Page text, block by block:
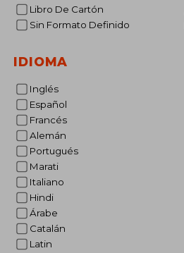
Libro De Cartón
Sin Formato Definido
IDIOMA
Inglés
Español
Francés
Alemán
Portugués
Marati
Italiano
Hindi
Árabe
Catalán
Latin